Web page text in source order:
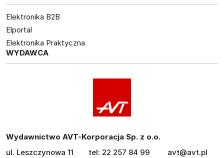
Elektronika B2B
Elportal
Elektronika Praktyczna
WYDAWCA
Wydawnictwo AVT-Korporacja Sp. z o.o.
ul. Leszczynowa 11
tel: 22 257 84 99 avt@avt.pl